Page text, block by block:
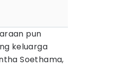
pun
keluarga
Soethama,